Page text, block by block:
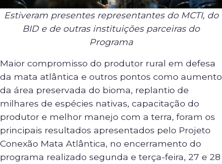
Estiveram presentes representantes do MCTI, do
BID e de outras instituições parceiras do
Programa
Maior compromisso do produtor rural em defesa
da mata atlântica e outros pontos como aumento
da área preservada do bioma, replantio de
milhares de espécies nativas, capacitação do
produtor e melhor manejo com a terra, foram os
principais resultados apresentados pelo Projeto
Conexão Mata Atlântica, no encerramento do
programa realizado segunda e terça-feira, 27 e 28